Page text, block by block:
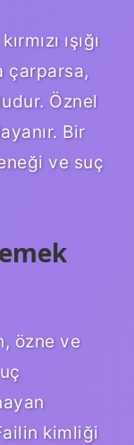
ışığı
çarparsa,
Öznel
Bir
ve suç
özne ve
kimliği